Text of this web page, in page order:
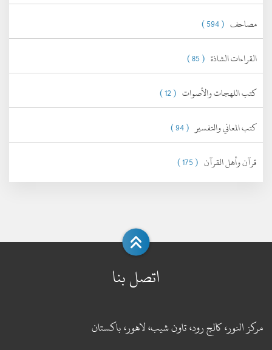
مصاحف ( 594 )
القراءات الشاذة ( 85 )
كتب اللهجات والأصوات ( 12 )
كتب المعاني والتفسير ( 94 )
قرآن وأهل القرآن ( 175 )
اتصل بنا
مركز النور، كالج رود، تاون شيب، لاهور، باكستان